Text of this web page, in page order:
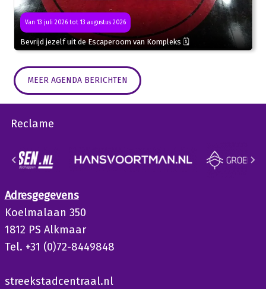
Van 13 juli 2026 tot 13 augustus 2026
Bevrijd jezelf uit de Escaperoom van Kompleks 🗓
MEER AGENDA BERICHTEN
Reclame
Adresgegevens
Koelmalaan 350
1812 PS Alkmaar
Tel. +31 (0)72-8449848
streekstadcentraal.nl